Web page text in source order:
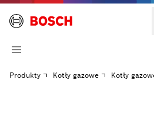
Produkty Kotły gazowe Kotły